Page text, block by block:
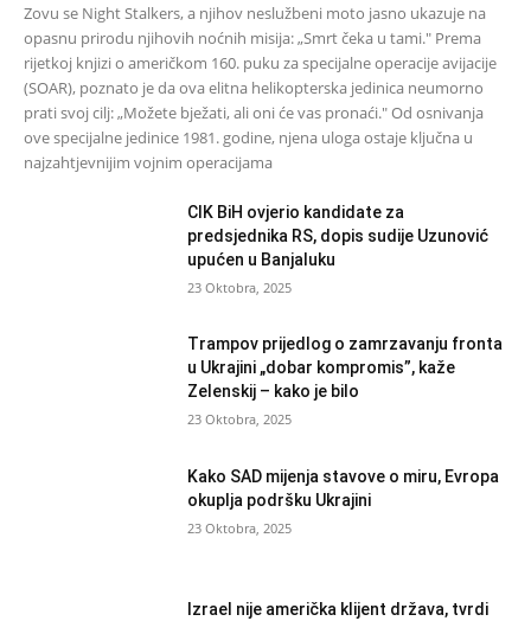
Zovu se Night Stalkers, a njihov neslužbeni moto jasno ukazuje na
opasnu prirodu njihovih noćnih misija: „Smrt čeka u tami." Prema
rijetkoj knjizi o američkom 160. puku za specijalne operacije avijacije
(SOAR), poznato je da ova elitna helikopterska jedinica neumorno
prati svoj cilj: „Možete bježati, ali oni će vas pronaći." Od osnivanja
ove specijalne jedinice 1981. godine, njena uloga ostaje ključna u
najzahtjevnijim vojnim operacijama
CIK BiH ovjerio kandidate za
predsjednika RS, dopis sudije Uzunović
upućen u Banjaluku
23 Oktobra, 2025
Trampov prijedlog o zamrzavanju fronta
u Ukrajini „dobar kompromis”, kaže
Zelenskij – kako je bilo
23 Oktobra, 2025
Kako SAD mijenja stavove o miru, Evropa
okuplja podršku Ukrajini
23 Oktobra, 2025
Izrael nije američka klijent država, tvrdi